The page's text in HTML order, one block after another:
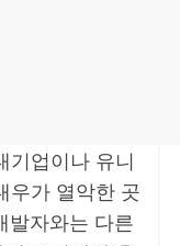
기업이나 유니
우가 열악한 곳
발자와는 다른